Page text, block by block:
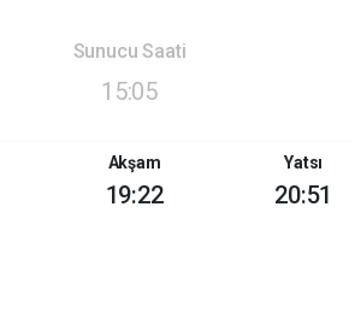
Sunucu Saati
15:05
Akşam
19:22
Yatsı
20:51